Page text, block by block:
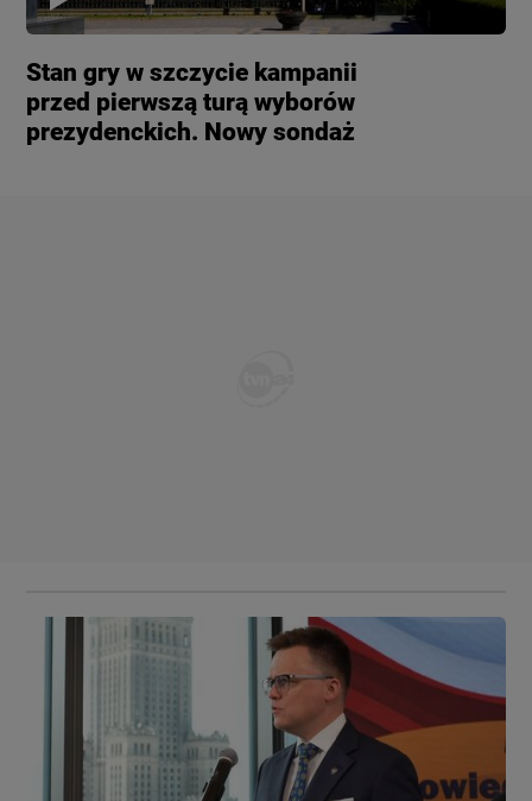
Stan gry w szczycie kampanii
przed pierwszą turą wyborów
prezydenckich. Nowy sondaż